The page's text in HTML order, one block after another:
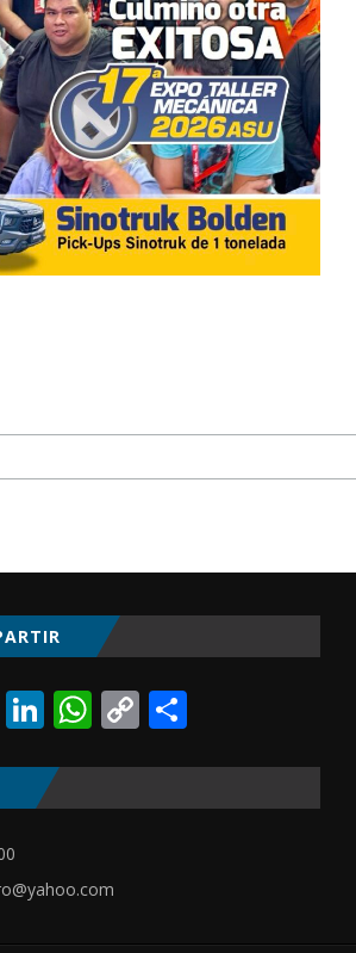
X LinkedIn
WhatsApp
Copy